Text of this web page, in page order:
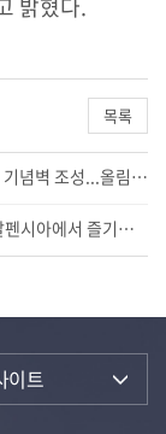
밝혔다.
목록
[알펜시아 리조트] 이승훈 선수 기념벽 조성...올림픽 순간 재조명
[알펜시아 리조트] '할로윈은 알펜시아에서 즐기세요'...할로윈 이벤트 풍성
이트